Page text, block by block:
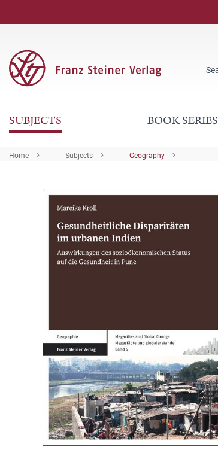
SUBJECTS BOOK SERIES
Home Subjects Geography